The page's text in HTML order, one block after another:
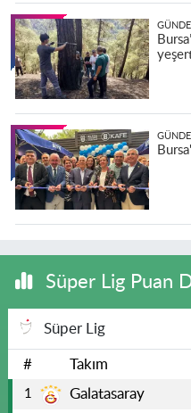
Süper Lig Puan
Süper Lig
# Takım
1 Galatasaray